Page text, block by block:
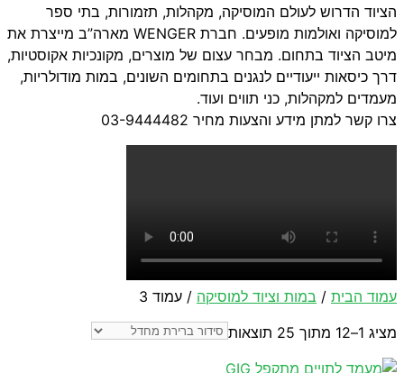
הציוד הדרוש לעולם המוסיקה, מקהלות, תזמורות, בתי ספר
למוסיקה ואולמות מופעים. חברת WENGER מארה”ב מייצרת את
מיטב הציוד בתחום. מבחר עצום של מוצרים, מקונכיות אקוסטיות,
דרך כיסאות ייעודיים לנגנים בתחומים השונים, במות מודולריות,
מעמדים למקהלות, כני תווים ועוד.
צרו קשר למתן מידע והצעות מחיר 03-9444482
עמוד הבית / במות וציוד למוסיקה / עמוד 3
מציג 1–12 מתוך 25 תוצאות